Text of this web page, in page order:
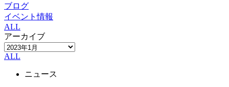
ブログ
イベント情報
ALL
アーカイブ
ALL
ニュース